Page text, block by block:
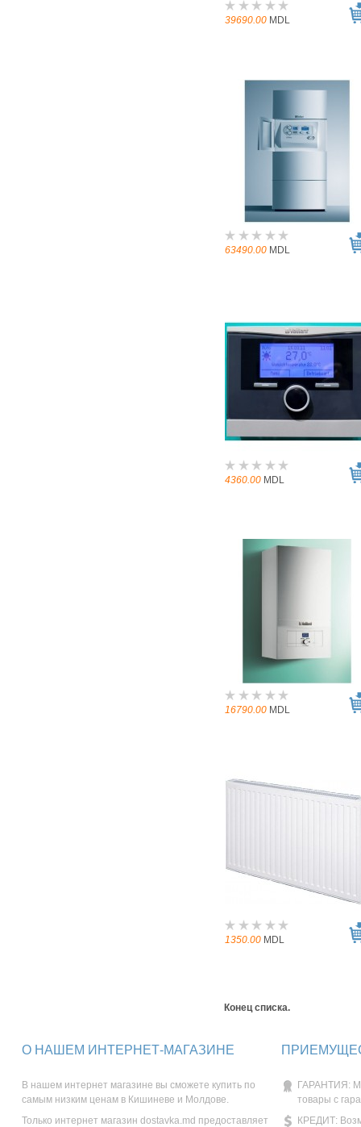
39690.00 MDL
63490.00 MDL
4360.00 MDL
16790.00 MDL
1350.00 MDL
Конец списка.
О НАШЕМ ИНТЕРНЕТ-МАГАЗИНЕ
В нашем интернет магазине вы сможете купить по
самым низким ценам в Кишиневе и Молдове.
Только интернет магазин dostavka.md предоставляет
ГАРАНТИЯ:
товары с
КРЕДИТ: